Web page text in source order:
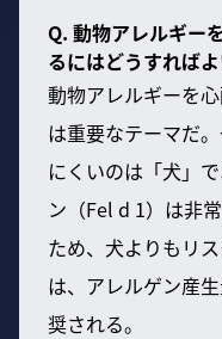
Q. 動物アレルギー
るにはどうすれば
動物アレルギーを
は重要なテーマだ
にくいのは「犬」
ン（Fel d 1）は非
ため、犬よりもリ
は、アレルゲン産
奨される。